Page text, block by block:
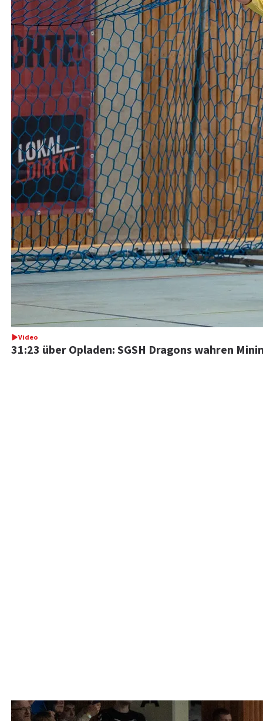
Video
31:23 über Opladen: SGSH Dragons wahren